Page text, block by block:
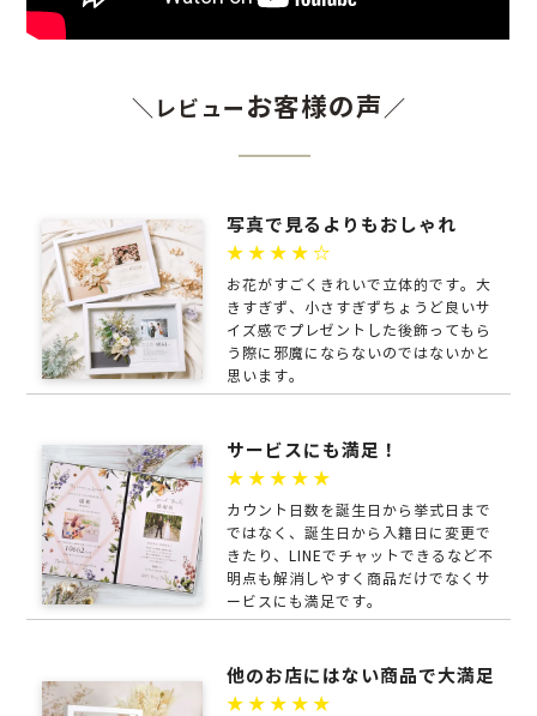
＼レビュー お客様の声 ／
写真で見るよりもおしゃれ
★★★★☆
お花がすごくきれいで立体的です。大
きすぎず、小さすぎずちょうど良いサ
イズ感でプレゼントした後飾ってもら
う際に邪魔にならないのではないかと
思います。
サービスにも満足！
★★★★★
カウント日数を誕生日から挙式日まで
ではなく、誕生日から入籍日に変更で
きたり、LINEでチャットできるなど不
明点も解消しやすく商品だけでなくサ
ービスにも満足です。
他のお店にはない商品で大満足
★★★★★